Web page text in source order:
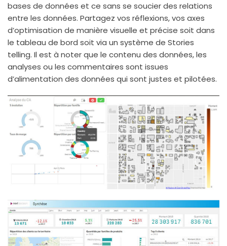
bases de données et ce sans se soucier des relations
entre les données. Partagez vos réflexions, vos axes
d’optimisation de manière visuelle et précise soit dans
le tableau de bord soit via un système de Stories
telling. Il est à noter que le contenu des données, les
analyses ou les commentaires sont issues
d’alimentation des données qui sont justes et pilotées.